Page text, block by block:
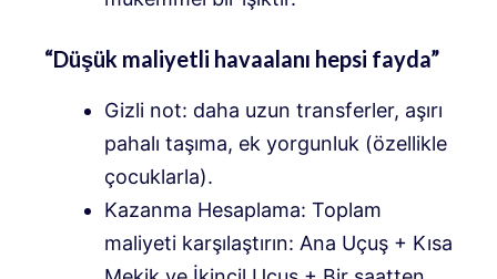
“Düşük maliyetli havaalanı hepsi fayda”
Gizli not: daha uzun transferler, aşırı
pahalı taşıma, ek yorgunluk (özellikle
çocuklarla).
Kazanma Hesaplama: Toplam
maliyeti karşılaştırın: Ana Uçuş + Kısa